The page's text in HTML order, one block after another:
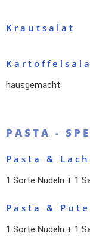
Krautsalat
hausgemacht
PASTA -
Pasta &
1 Sorte Nudeln + 1
Pasta & Pute
1 Sorte Nudeln + 1